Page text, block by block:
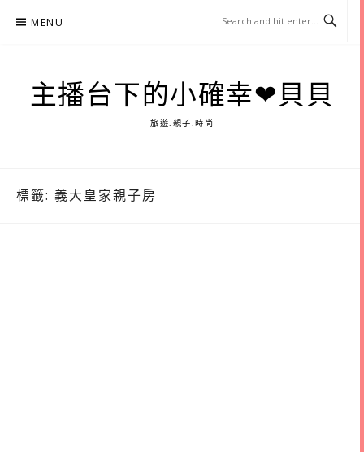
MENU
主播台下的小確幸❤貝貝
旅遊.親子.時尚
標籤: 義大皇家親子房